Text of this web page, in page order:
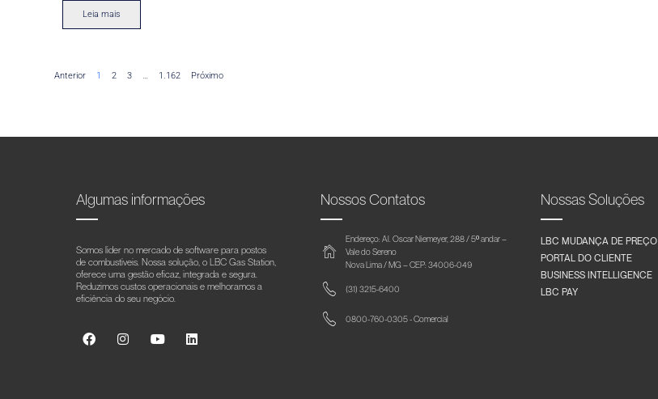
Leia mais
Anterior 1 2 3 … 1.162 Próximo
Algumas informações
Somos líder no mercado de software para postos
de combustíveis. Nossa solução, o LBC Gas Station,
oferece uma gestão eficaz, integrada e segura.
Reduzimos custos operacionais e melhoramos a
eficiência do seu negócio.
Nossos Contatos
Endereço: Al. Oscar Niemeyer, 288 / 5º andar –
Vale do Sereno
Nova Lima / MG – CEP: 34006-049
(31) 3215-6400
0800-760-0305 - Comercial
Nossas Soluções
LBC MUDANÇA DE PREÇO
PORTAL DO CLIENTE
BUSINESS INTELLIGENCE
LBC PAY